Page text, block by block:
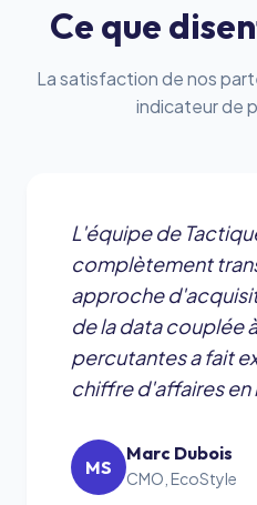
Ce que
La satisfaction de nos
indicateur de
L'équipe de
complètement
approche
de la data couplée
percutantes a fait
chiffre d'affaires en
MS
Marc Dubois
CMO, EcoStyle